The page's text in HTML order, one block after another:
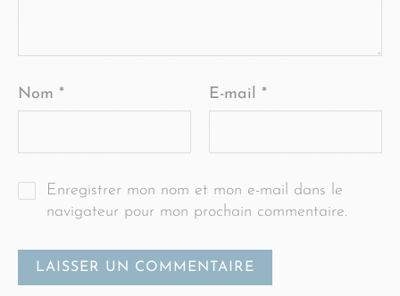
Nom * E-mail *
Enregistrer mon nom et mon e-mail dans le
navigateur pour mon prochain commentaire.